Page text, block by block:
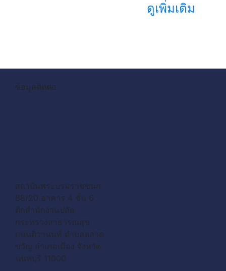
ดูเพิ่มเติม
ข้อมูลติดต่อ
สถาบันพระบรมราชชนก
88/20 อาคาร 4 ชั้น 6
ตึกสำนักงานปลัด
กระทรวงสาธารณสุข
ถนนติวานนท์ ตำบลตลาด
ขวัญ อำเภอเมือง จังหวัด
นนทบุรี 11000